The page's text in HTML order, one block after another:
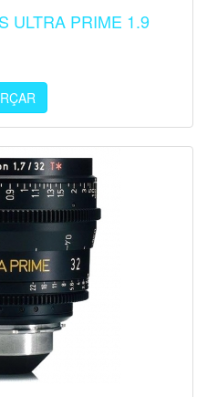
ULTRA PRIME 1.9